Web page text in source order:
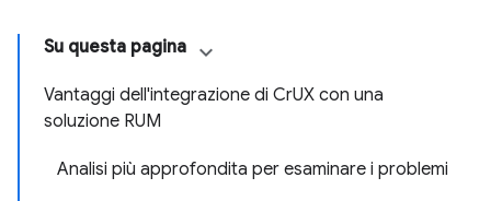
Su questa pagina
Vantaggi dell'integrazione di CrUX con una
soluzione RUM
Analisi più approfondita per esaminare i problemi